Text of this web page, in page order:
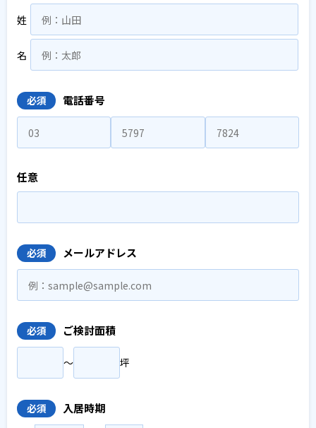
姓
名
必須 電話番号
任意
必須 メールアドレス
必須 ご検討面積
〜 坪
必須
入居時期